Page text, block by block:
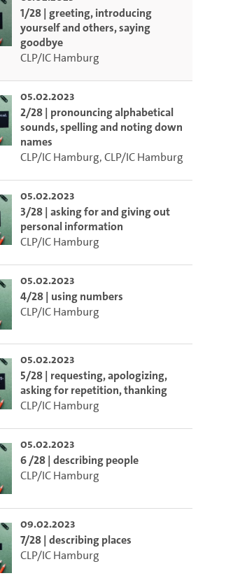
1/28 | greeting, introducing
yourself and others, saying
goodbye
CLP/IC Hamburg
05.02.2023
2/28 | pronouncing alphabetical
sounds, spelling and noting down
names
CLP/IC Hamburg,CLP/IC Hamburg
05.02.2023
3/28 | asking for and giving out
personal information
CLP/IC Hamburg
05.02.2023
4/28 | using numbers
CLP/IC Hamburg
05.02.2023
5/28 | requesting, apologizing,
asking for repetition, thanking
CLP/IC Hamburg
05.02.2023
6 /28 | describing people
CLP/IC Hamburg
09.02.2023
7/28 | describing places
CLP/IC Hamburg